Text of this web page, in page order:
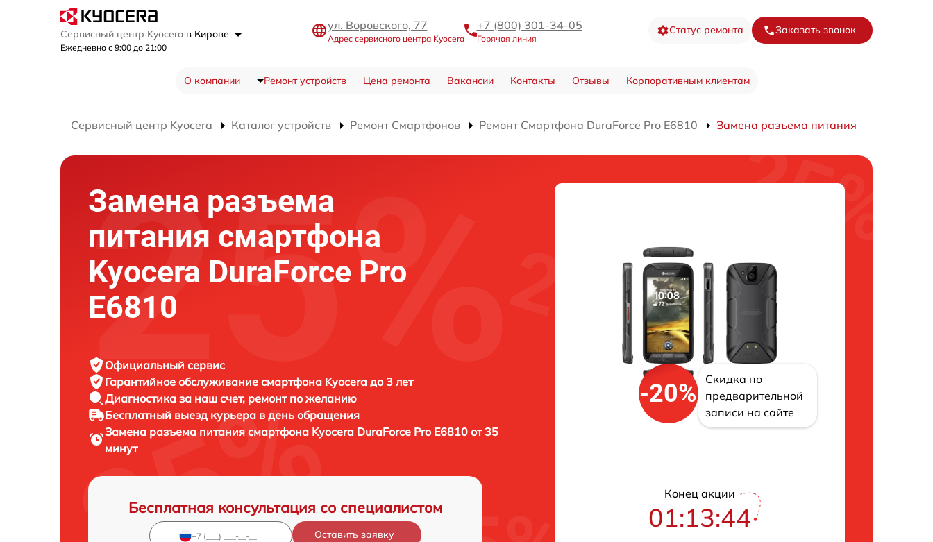
Сервисный центр Kyocera в Кирове
Ежедневно с 9:00 до 21:00
ул. Воровского, 77
Адрес сервисного центра Kyocera
+7 (800) 301-34-05
Горячая линия
Статус ремонта Заказать звонок
О компании Ремонт устройств Цена ремонта Вакансии Контакты Отзывы Корпоративным клиентам
Сервисный центр Kyocera Каталог устройств Ремонт Смартфонов Ремонт Смартфона DuraForce Pro E6810 Замена разъема питания
Замена разъема
питания смартфона
Kyocera DuraForce Pro
E6810
Официальный сервис
Гарантийное обслуживание смартфона Kyocera до 3 лет
Диагностика за наш счет, ремонт по желанию
Бесплатный выезд курьера в день обращения
Замена разъема питания смартфона Kyocera DuraForce Pro E6810 от 35
минут
Бесплатная консультация со специалистом
Оставить заявку
-20%
Скидка по
предварительной
записи на сайте
Конец акции
01:13:43